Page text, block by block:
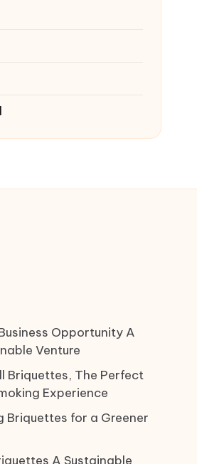
Opportunity A
Venture
Briquettes, The Perfect
Experience
Briquettes for a Greener
A Sustainable